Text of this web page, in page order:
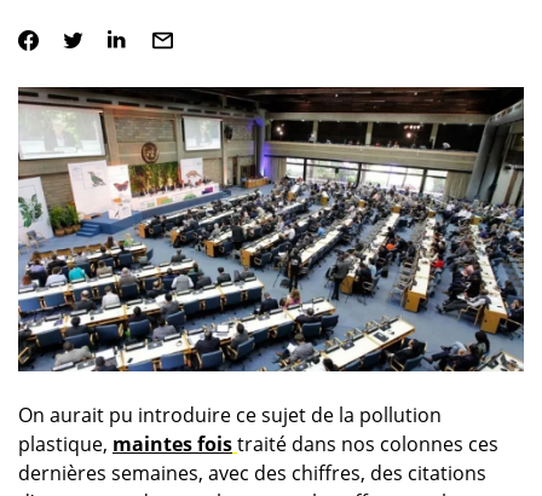
On aurait pu introduire ce sujet de la pollution
plastique, maintes foistraité dans nos colonnes ces
dernières semaines, avec des chiffres, des citations